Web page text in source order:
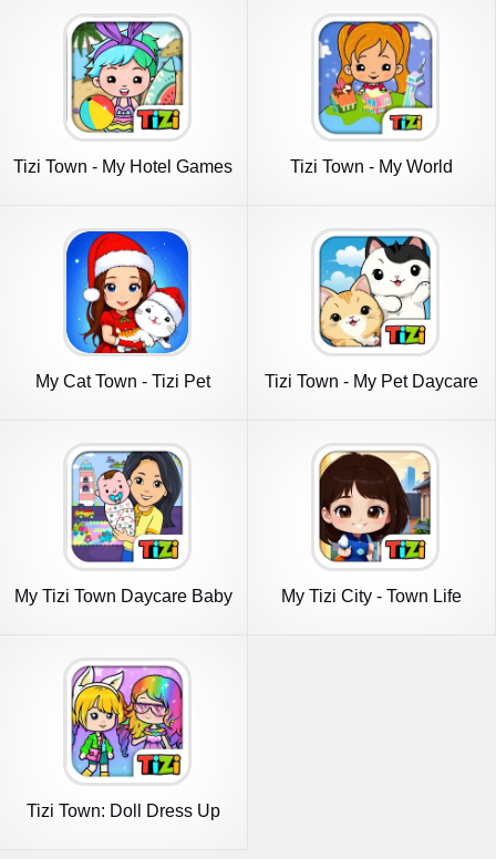
Tizi Town - My Hotel Games Tizi Town - My World
My Cat Town - Tizi Pet
Tizi Town - My Pet Daycare
My Tizi Town Daycare Baby
My Tizi City - Town Life
Tizi Town: Doll Dress Up